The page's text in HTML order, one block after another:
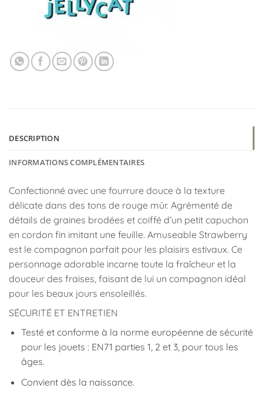
DESCRIPTION
INFORMATIONS COMPLÉMENTAIRES
Confectionné avec une fourrure douce à la texture
délicate dans des tons de rouge mûr. Agrémenté de
détails de graines brodées et coiffé d’un petit capuchon
en cordon fin imitant une feuille. Amuseable Strawberry
est le compagnon parfait pour les plaisirs estivaux. Ce
personnage adorable incarne toute la fraîcheur et la
douceur des fraises, faisant de lui un compagnon idéal
pour les beaux jours ensoleillés.
SÉCURITÉ ET ENTRETIEN
Testé et conforme à la norme européenne de sécurité
pour les jouets : EN71 parties 1, 2 et 3, pour tous les
âges.
Convient dès la naissance.